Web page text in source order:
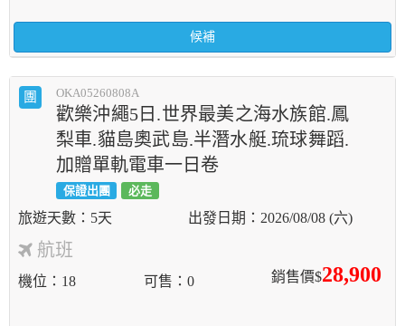
候補
團 OKA05260808A
歡樂沖繩5日.世界最美之海水族館.鳳
梨車.貓島奧武島.半潛水艇.琉球舞蹈.
加贈單軌電車一日卷
保證出團 必走
5天 2026/08/08 (六)
航班
銷售價$28,900
機位 18 可售 0